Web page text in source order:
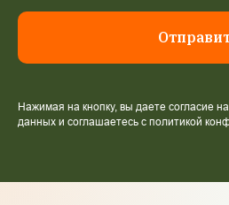
Нажимая на кнопку, вы даете согласие
данных и соглашаетесь c политикой